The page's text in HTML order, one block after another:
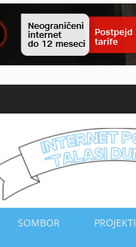
SOMBOR PROJEKTI